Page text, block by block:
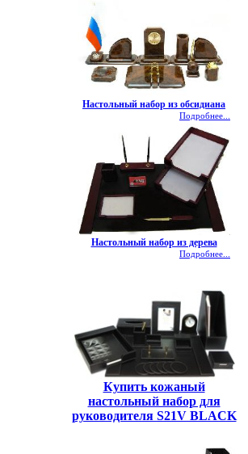
Настольный набор из обсидиана
Подробнее...
Настольный набор из дерева
Подробнее...
Купить кожаный
настольный набор для
руководителя S21V BLACK